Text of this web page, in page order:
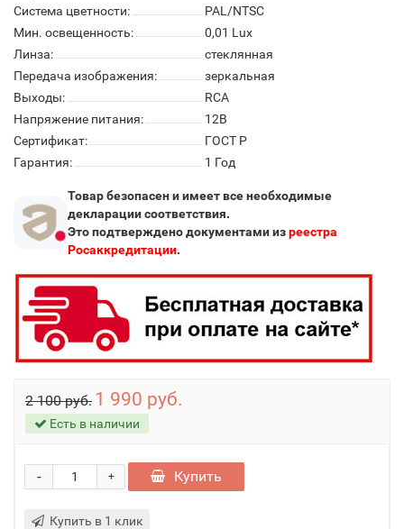
Система цветности:
PAL/NTSC
Мин. освещенность:
0,01 Lux
Линза:
стеклянная
Передача изображения:
зеркальная
Выходы:
RCA
Напряжение питания:
12В
Сертификат:
ГОСТ Р
Гарантия:
1 Год
Товар безопасен и имеет все необходимые
декларации соответствия.
Это подтверждено документами изреестра
Росаккредитации.
2 100 руб. 1 990 руб.
Есть в наличии
+
- Купить
Купить в 1 клик